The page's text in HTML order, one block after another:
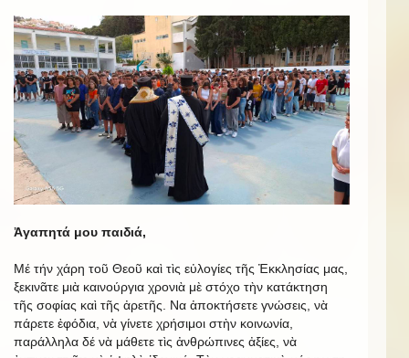
Ἀγαπητά μου παιδιά,
Μέ τήν χάρη τοῦ Θεοῦ καὶ τὶς εὐλογίες τῆς Ἐκκλησίας μας,
ξεκινᾶτε μιὰ καινούργια χρονιὰ μὲ στόχο τὴν κατάκτηση
τῆς σοφίας καὶ τῆς ἀρετῆς. Να ἀποκτήσετε γνώσεις, νὰ
πάρετε ἐφόδια, νὰ γίνετε χρήσιμοι στὴν κοινωνία,
παράλληλα δέ νὰ μάθετε τὶς ἀνθρώπινες ἀξίες, νὰ